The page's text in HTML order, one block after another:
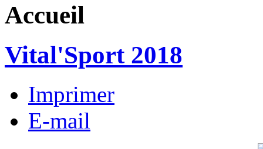
Accueil
Vital'Sport 2018
Imprimer
E-mail